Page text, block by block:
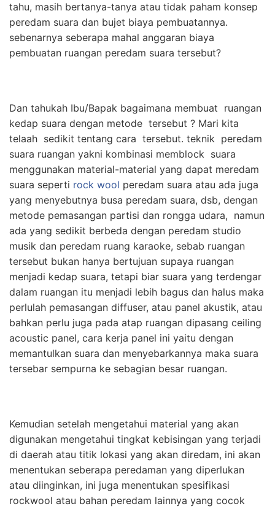
tahu, masih bertanya-tanya atau tidak paham konsep
peredam suara dan bujet biaya pembuatannya.
sebenarnya seberapa mahal anggaran biaya
pembuatan ruangan peredam suara tersebut?
Dan tahukah Ibu/Bapak bagaimana membuat ruangan
kedap suara dengan metode tersebut ? Mari kita
telaah sedikit tentang cara tersebut. teknik peredam
suara ruangan yakni kombinasi memblock suara
menggunakan material-material yang dapat meredam
suara seperti rock wool peredam suara atau ada juga
yang menyebutnya busa peredam suara, dsb, dengan
metode pemasangan partisi dan rongga udara, namun
ada yang sedikit berbeda dengan peredam studio
musik dan peredam ruang karaoke, sebab ruangan
tersebut bukan hanya bertujuan supaya ruangan
menjadi kedap suara, tetapi biar suara yang terdengar
dalam ruangan itu menjadi lebih bagus dan halus maka
perlulah pemasangan diffuser, atau panel akustik, atau
bahkan perlu juga pada atap ruangan dipasang ceiling
acoustic panel, cara kerja panel ini yaitu dengan
memantulkan suara dan menyebarkannya maka suara
tersebar sempurna ke sebagian besar ruangan.
Kemudian setelah mengetahui material yang akan
digunakan mengetahui tingkat kebisingan yang terjadi
di daerah atau titik lokasi yang akan diredam, ini akan
menentukan seberapa peredaman yang diperlukan
atau diinginkan, ini juga menentukan spesifikasi
rockwool atau bahan peredam lainnya yang cocok